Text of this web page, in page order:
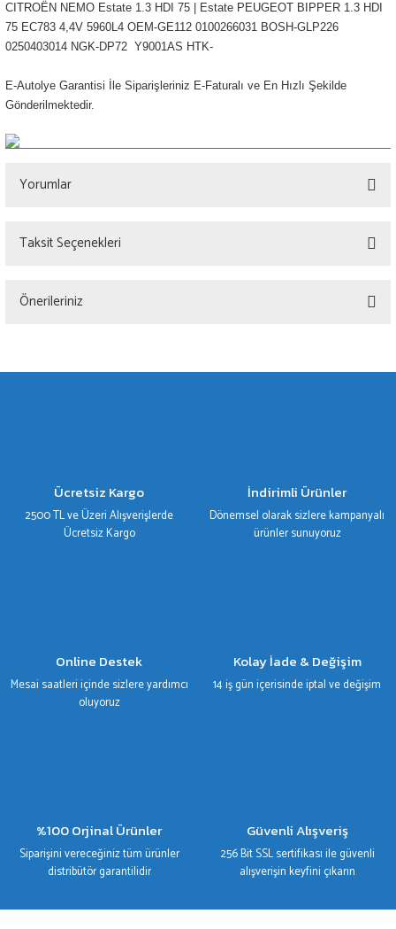
CITROËN NEMO Estate 1.3 HDI 75 | Estate PEUGEOT BIPPER 1.3 HDI
75 EC783 4,4V 5960L4 OEM-GE112 0100266031 BOSH-GLP226
0250403014 NGK-DP72 Y9001AS HTK-
E-Autolye Garantisi İle Siparişleriniz E-Faturalı ve En Hızlı Şekilde
Gönderilmektedir.
Yorumlar
Taksit Seçenekleri
Önerileriniz
gördüğünüz noktaları öneri formunu kullanarak tarafımıza iletebilirsiniz.
Ürün fiyatı diğer sitelerden daha pahalı.
Bu ürüne benzer farklı alternatifler olmalı.
Ücretsiz Kargo
2500 TL ve Üzeri Alışverişlerde
Ücretsiz Kargo
İndirimli Ürünler
Dönemsel olarak sizlere kampanyalı
ürünler sunuyoruz
Online Destek
Mesai saatleri içinde sizlere yardımcı
oluyoruz
Kolay İade & Değişim
14 iş gün içerisinde iptal ve değişim
%100 Orjinal Ürünler
Siparişini vereceğiniz tüm ürünler
distribütör garantilidir
Güvenli Alışveriş
256 Bit SSL sertifikası ile güvenli
alışverişin keyfini çıkarın